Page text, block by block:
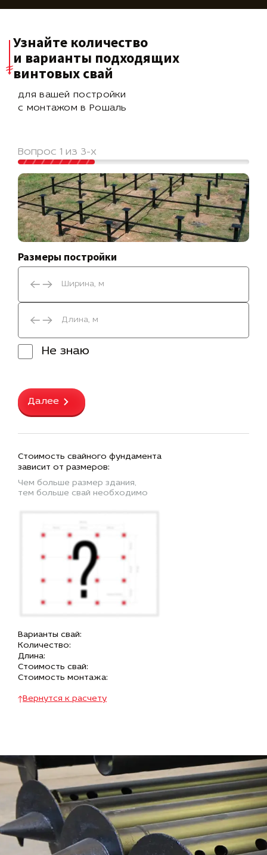
Узнайте количество
и варианты подходящих
винтовых свай
для вашей постройки
с монтажом в Рошаль
Вопрос 1 из 3-х
Размеры постройки
Не знаю
Далее
Стоимость свайного фундамента
зависит от размеров:
Чем больше размер здания,
тем больше свай необходимо
Варианты свай:
Количество:
Длина:
Стоимость свай:
Стоимость монтажа:
Вернутся к расчету